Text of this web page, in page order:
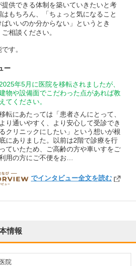
供できる体制を築いていきたいと考
もちろん、「ちょっと気になること
いいのか分からない」というとき
相談ください。
す。
ー
2025年5月に医院を移転されましたが、
物や設備面でこだわった点があれば教
えてください。
転にあたっては「患者さんにとって、
より通いやすく、より安心して受診でき
るクリニックにしたい」という想いが根
底にありました。以前は2階で診療を行
っていたため、ご高齢の方や車いすをご
用の方にご不便をお…
DOCTORVIEW
でインタビュー全文を読む
情報
院